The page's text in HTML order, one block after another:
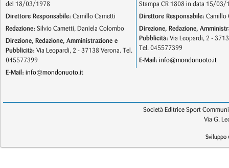
del 18/03/1978
Direttore Responsabile: Camillo Cametti
Redazione: Silvio Cametti, Daniela Colombo
Direzione, Redazione, Amministrazione e
Pubblicità: Via Leopardi, 2 - 37138 Verona. Tel.
045577399
E-Mail: info@mondonuoto.it
Stampa CR 1808 in data 15/03/
Direttore Responsabile: Camillo
Direzione, Redazione,
Pubblicità: Via Leopardi, 2 -
Tel. 045577399
E-Mail: info@mondonuoto.it
Società Editrice Sport
Via G.
Sviluppo